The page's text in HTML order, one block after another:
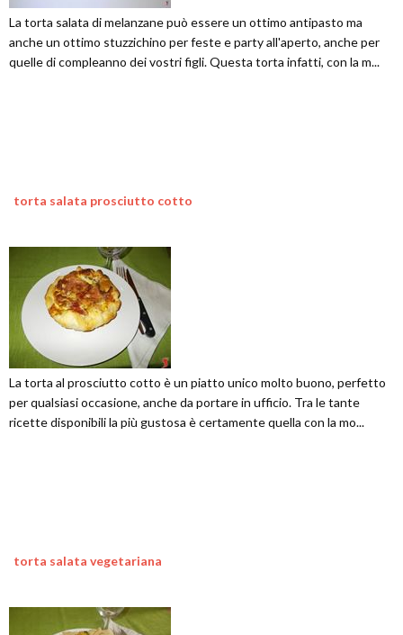
La torta salata di melanzane può essere un ottimo antipasto ma
anche un ottimo stuzzichino per feste e party all'aperto, anche per
quelle di compleanno dei vostri figli. Questa torta infatti, con la m...
torta salata prosciutto cotto
La torta al prosciutto cotto è un piatto unico molto buono, perfetto
per qualsiasi occasione, anche da portare in ufficio. Tra le tante
ricette disponibili la più gustosa è certamente quella con la mo...
torta salata vegetariana